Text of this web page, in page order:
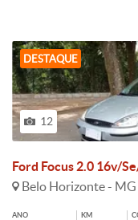
DESTAQUE
12
Ford Focus 2.0 16v/
Belo Horizonte - MG
ANO KM